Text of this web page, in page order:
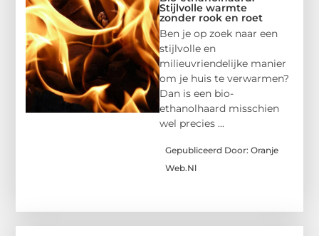
Stijlvolle warmte
zonder rook en roet
Ben je op zoek naar een
stijlvolle en
milieuvriendelijke manier
om je huis te verwarmen?
Dan is een bio-
ethanolhaard misschien
wel precies ...
Gepubliceerd Door: Oranje
Web.nl